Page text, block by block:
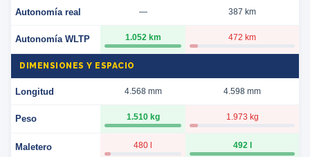
Autonomía real — 387 km
Autonomía WLTP 1.052 km 472 km
DIMENSIONES Y ESPACIO
Longitud 4.568 mm 4.598 mm
Peso 1.510 kg 1.973 kg
Maletero 480 l 492 l